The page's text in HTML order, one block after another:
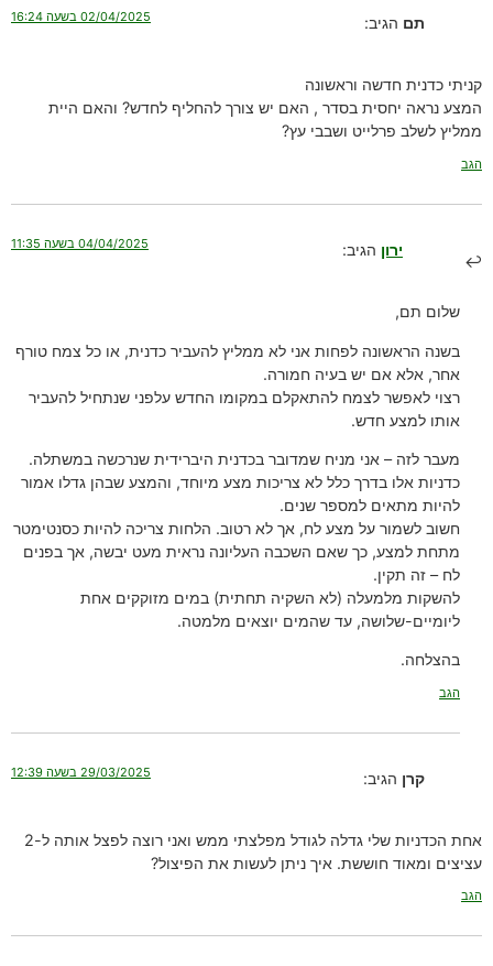
תם הגיב: 02/04/2025 בשעה 16:24
קניתי כדנית חדשה וראשונה
המצע נראה יחסית בסדר , האם יש צורך להחליף לחדש? והאם היית
ממליץ לשלב פרלייט ושבבי עץ?
הגב
ירון הגיב: 04/04/2025 בשעה 11:35
שלום תם,
בשנה הראשונה לפחות אני לא ממליץ להעביר כדנית, או כל צמח טורף
אחר, אלא אם יש בעיה חמורה.
רצוי לאפשר לצמח להתאקלם במקומו החדש עלפני שנתחיל להעביר
אותו למצע חדש.
מעבר לזה – אני מניח שמדובר בכדנית היברידית שנרכשה במשתלה.
כדניות אלו בדרך כלל לא צריכות מצע מיוחד, והמצע שבהן גדלו אמור
להיות מתאים למספר שנים.
חשוב לשמור על מצע לח, אך לא רטוב. הלחות צריכה להיות כסנטימטר
מתחת למצע, כך שאם השכבה העליונה נראית מעט יבשה, אך בפנים
לח – זה תקין.
להשקות מלמעלה (לא השקיה תחתית) במים מזוקקים אחת
ליומיים-שלושה, עד שהמים יוצאים מלמטה.
בהצלחה.
הגב
קרן הגיב: 29/03/2025 בשעה 12:39
אחת הכדניות שלי גדלה לגודל מפלצתי ממש ואני רוצה לפצל אותה ל-2
עציצים ומאוד חוששת. איך ניתן לעשות את הפיצול?
הגב